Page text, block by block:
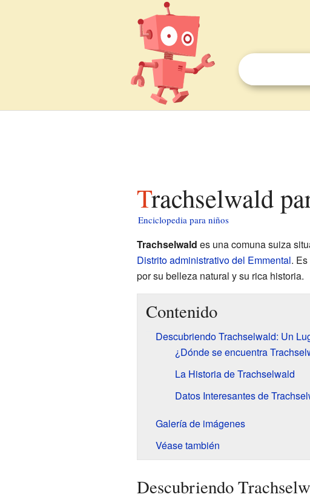
Trachselwald
Enciclopedia para niños
Trachselwald es una comuna suiza
Distrito administrativo del Emmental.
por su belleza natural y su rica historia.
Contenido
Descubriendo Trachselwald: Un
¿Dónde se encuentra
La Historia de Trachselwald
Datos Interesantes de
Galería de imágenes
Véase también
Descubriendo